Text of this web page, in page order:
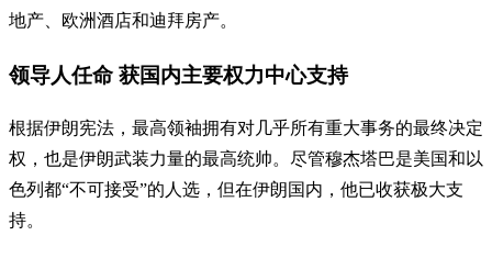
地产、欧洲酒店和迪拜房产。
领导人任命 获国内主要权力中心支持
根据伊朗宪法，最高领袖拥有对几乎所有重大事务的最终决定
权，也是伊朗武装力量的最高统帅。尽管穆杰塔巴是美国和以
色列都“不可接受”的人选，但在伊朗国内，他已收获极大支
持。